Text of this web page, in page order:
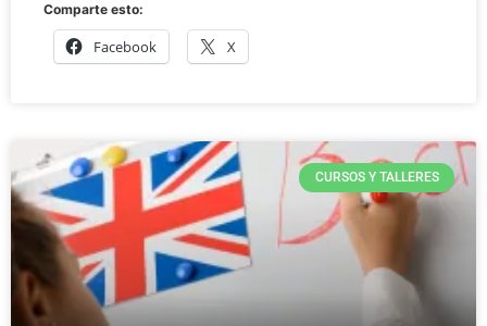
Comparte esto:
Facebook X
CURSOS Y TALLERES